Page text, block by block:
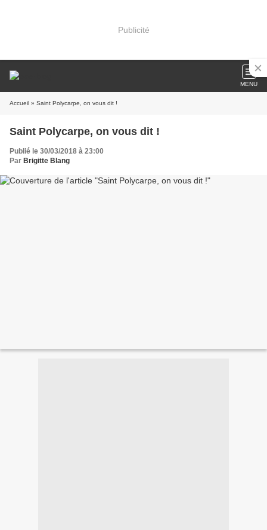
Publicité
MENU
Accueil » Saint Polycarpe, on vous dit !
Saint Polycarpe, on vous dit !
Publié le 30/03/2018 à 23:00
Par Brigitte Blang